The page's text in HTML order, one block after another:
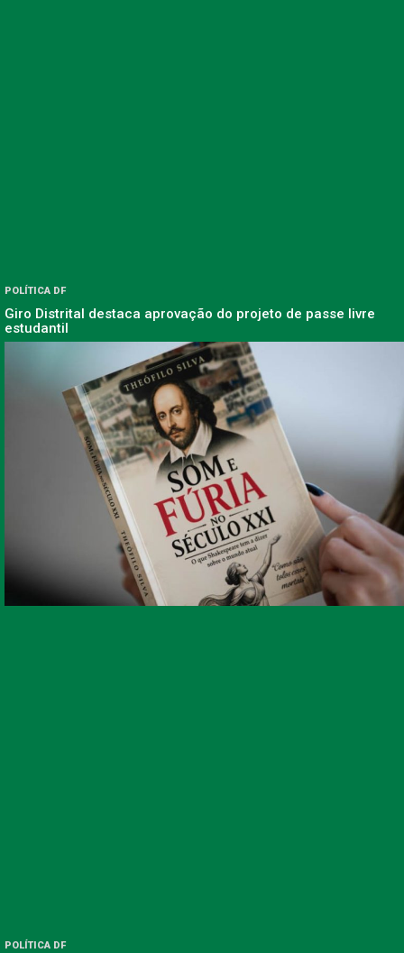
POLÍTICA DF
Giro Distrital destaca aprovação do projeto de passe livre
estudantil
POLÍTICA DF